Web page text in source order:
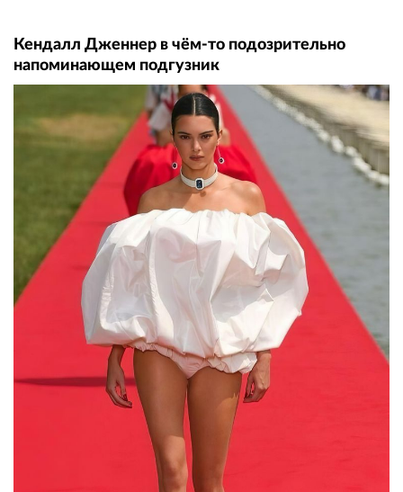
Кендалл Дженнер в чём-то подозрительно
напоминающем подгузник